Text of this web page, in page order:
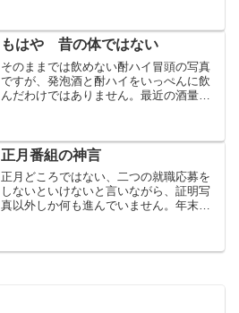
た。１ヶ月までにいかないと...
もはや 昔の体ではない
そのままでは飲めない酎ハイ冒頭の写真
ですが、発泡酒と酎ハイをいっぺんに飲
んだわけではありません。最近の酒量で
てあったので、５００ｃ...
正月番組の神言
正月どころではない、二つの就職応募を
しないといけないと言いながら、証明写
真以外しか何も進んでいません。年末ハ
テナンス中につき、ご利用になれませ